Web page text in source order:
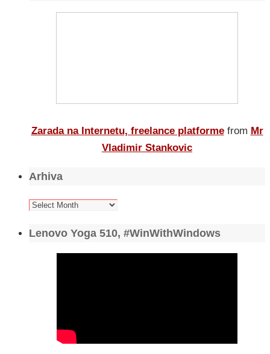
Zarada na Internetu, freelance platforme from Mr
Vladimir Stankovic
Arhiva
Arhiva
Lenovo Yoga 510, #WinWithWindows